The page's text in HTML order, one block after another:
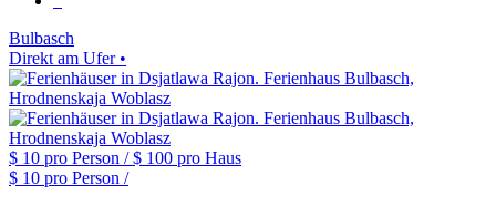
Bulbasch
Direkt am Ufer •
$ 10 pro Person /$ 100 pro Haus
$ 10 pro Person /